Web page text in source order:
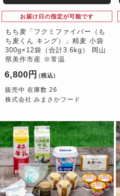
お届け日の指定が可能です
もち麦「フクミファイバー（も
ち麦くん キング）」精麦 小袋
300g×12袋（合計3.6kg） 岡山
県美作市産 ※常温
6,800円 （税込）
販売中 在庫数 26
株式会社 みまさかフード